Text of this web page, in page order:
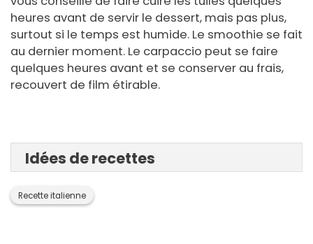
heures avant de servir le dessert, mais pas plus,
surtout si le temps est humide. Le smoothie se fait
au dernier moment. Le carpaccio peut se faire
quelques heures avant et se conserver au frais,
recouvert de film étirable.
Idées de recettes
Recette italienne